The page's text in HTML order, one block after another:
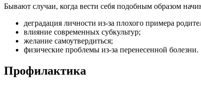
Бывают случаи, когда вести себя подобным образом
деградация личности из-за плохого примера
влияние современных субкультур;
желание самоутвердиться;
физические проблемы из-за перенесенной болезни.
Профилактика